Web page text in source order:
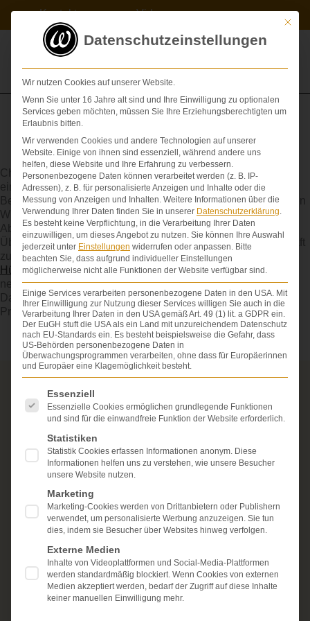
springen
Kontakt Videos
Coxarthrose
Chronische Erkrankung des Hüftgelenks (Verschleiß). Wenn
ein künstliches Hüftgelenk eingesetzt werden muss, sind
Behandlungsfehler möglich, etwa wenn Prothesen im falschen
Winkel eingesetzt werden, sich lockern oder durch massiven
Abrieb zu einer Schwermetallvergiftung im Körper führen.
Übermäßiger Verschleiß kann auch auf behandlungsfehlerhaft
zurückgebliebenen Zementteilchen beruhen. Die künstliche
Hüftemuss dann ausgetauscht werden. Die Standzeit der
neuen Hüfte ist nicht so lang, wie bei dem ersten Implantat.
Das führt besonders bei jüngeren Patienten zu massiven
Problemen.
Über die Schmerzensgeld-Spezialisten
Seit über 25 Jahren vertreten wir als Fachanwälte
Personenschäden. Wir verfügen über ausgewiesene
Erfahrung im Arzthaftungsrecht, bei Unfallfolgen und
bei der Durchsetzung von Schmerzensgeld- und
im Mittelpunkt.
Mehr erfahren:
Unsere Kanzlei
Schmerzensgeld
Kostenlose Erstberatung
Mit
Datenschutzeinstellungen
Wir nutzen Cookies auf unserer Website.
Wenn Sie unter 16 Jahre alt sind und Ihre Einwilligung zu optionalen
Services geben möchten, müssen Sie Ihre Erziehungsberechtigten um
Erlaubnis bitten.
Wir verwenden Cookies und andere Technologien auf unserer
Website. Einige von ihnen sind essenziell, während andere uns
helfen, diese Website und Ihre Erfahrung zu verbessern.
Personenbezogene Daten können verarbeitet werden (z. B. IP-
Adressen), z. B. für personalisierte Anzeigen und Inhalte oder die
Messung von Anzeigen und Inhalten. Weitere Informationen über die
Verwendung Ihrer Daten finden Sie in unserer Datenschutzerklärung.
Es besteht keine Verpflichtung, in die Verarbeitung Ihrer Daten
einzuwilligen, um dieses Angebot zu nutzen. Sie können Ihre Auswahl
jederzeit unter Einstellungen widerrufen oder anpassen. Bitte
beachten Sie, dass aufgrund individueller Einstellungen
möglicherweise nicht alle Funktionen der Website verfügbar sind.
Einige Services verarbeiten personenbezogene Daten in den USA. Mit
Ihrer Einwilligung zur Nutzung dieser Services willigen Sie auch in die
Verarbeitung Ihrer Daten in den USA gemäß Art. 49 (1) lit. a GDPR ein.
Der EuGH stuft die USA als ein Land mit unzureichendem Datenschutz
nach EU-Standards ein. Es besteht beispielsweise die Gefahr, dass
US-Behörden personenbezogene Daten in
Überwachungsprogrammen verarbeiten, ohne dass für Europäerinnen
und Europäer eine Klagemöglichkeit besteht.
Es folgt eine Liste der Service-Gruppen, für die eine
Essenziell
Essenzielle Cookies ermöglichen grundlegende Funktionen
und sind für die einwandfreie Funktion der Website erforderlich.
Statistiken
Statistik Cookies erfassen Informationen anonym. Diese
Informationen helfen uns zu verstehen, wie unsere Besucher
unsere Website nutzen.
Marketing
Marketing-Cookies werden von Drittanbietern oder Publishern
verwendet, um personalisierte Werbung anzuzeigen. Sie tun
dies, indem sie Besucher über Websites hinweg verfolgen.
Externe Medien
Inhalte von Videoplattformen und Social-Media-Plattformen
werden standardmäßig blockiert. Wenn Cookies von externen
Medien akzeptiert werden, bedarf der Zugriff auf diese Inhalte
keiner manuellen Einwilligung mehr.